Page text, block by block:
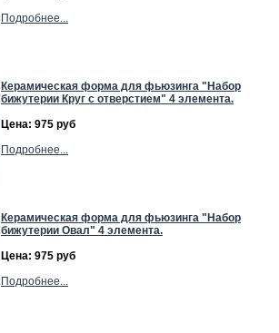
Подробнее...
Керамическая форма для фьюзинга "Набор
бижутерии Круг с отверстием" 4 элемента.
Цена: 975 руб
Подробнее...
Керамическая форма для фьюзинга "Набор
бижутерии Овал" 4 элемента.
Цена: 975 руб
Подробнее...